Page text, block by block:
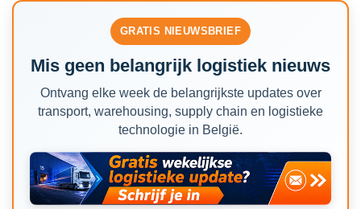
GRATIS NIEUWSBRIEF
Mis geen belangrijk logistiek nieuws
Ontvang elke week de belangrijkste updates over
transport, warehousing, supply chain en logistieke
technologie in België.